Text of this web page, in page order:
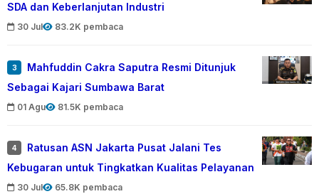
SDA dan Keberlanjutan Industri
30 Jul 83.2K pembaca
3
Mahfuddin Cakra Saputra Resmi Ditunjuk
Sebagai Kajari Sumbawa Barat
01 Agu 81.5K pembaca
4
Ratusan ASN Jakarta Pusat Jalani Tes
Kebugaran untuk Tingkatkan Kualitas Pelayanan
30 Jul 65.8K pembaca